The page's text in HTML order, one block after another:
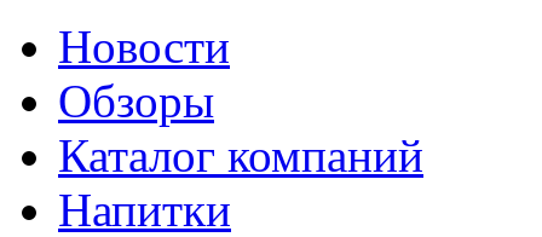
Новости
Обзоры
Каталог компаний
Напитки